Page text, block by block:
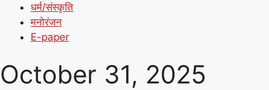
धर्म/संस्कृति
मनोरंजन
E-paper
October 31, 2025